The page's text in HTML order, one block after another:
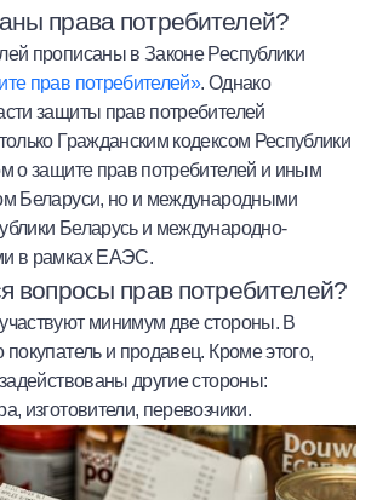
банк MOBY
кредит
Бизнеса
права потребителей?
прописаны в Законе Республики
прав потребителей». Однако
защиты прав потребителей
Гражданским кодексом Республики
о защите прав потребителей и иным
Беларуси, но и международными
Беларусь и международно-
в рамках ЕАЭС.
вопросы прав потребителей?
минимум две стороны. В
и продавец. Кроме этого,
другие стороны:
изготовители, перевозчики.